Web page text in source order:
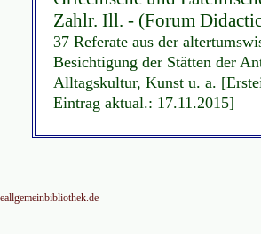
Zahlr. Ill. - (Forum
37 Referate aus der
Besichtigung der Stätten der
Alltagskultur, Kunst u. a.
Eintrag aktual.: 17.11.2015]